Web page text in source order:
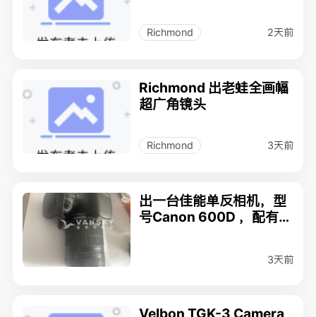
Richmond 2天前
Richmond 出老蛙全画幅
超广角镜头
Richmond 3天前
出一台佳能单反相机，型
号Canon 600D ，配有1
3天前
Velbon TGK-3 Camera